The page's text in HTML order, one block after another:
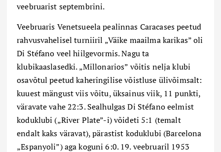
veebruarist septembrini.
Veebruaris Venetsueela pealinnas Caracases peetud
rahvusvahelisel turniiril „Väike maailma karikas” oli
Di Stéfano veel hiilgevormis. Nagu ta
klubikaaslasedki. „Millonarios” võitis nelja klubi
osavõtul peetud kaheringilise võistluse ülivõimsalt:
kuuest mängust viis võitu, üksainus viik, 11 punkti,
väravate vahe 22:3. Sealhulgas Di Stéfano eelmist
koduklubi („River Plate”-i) võideti 5:1 (temalt
endalt kaks väravat), pärastist koduklubi (Barcelona
„Espanyoli”) aga koguni 6:0. 19. veebruaril 1953